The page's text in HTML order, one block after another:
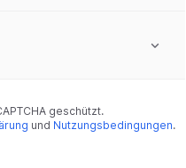
geschützt.
und Nutzungsbedingungen.